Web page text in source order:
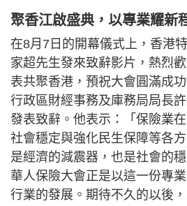
聚香江啟盛典，以專業耀新
在8月7日的開幕儀式上，香港
家超先生發來致辭影片，熱烈
表共聚香港，預祝大會圓滿成
行政區財經事務及庫務局局長
發表致辭。他表示：「保險業
社會穩定與強化民生保障等各
是經濟的減震器，也是社會的
華人保險大會正是以這一份專
行業的發展。期待不久的以後